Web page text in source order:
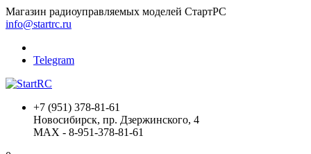
Магазин радиоуправляемых моделей СтартРС
info@startrc.ru
Telegram
+7 (951) 378-81-61
Новосибирск, пр. Дзержинского, 4
MAX - 8-951-378-81-61